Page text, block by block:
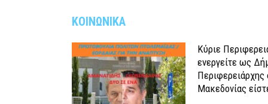
ΚΟΙΝΩΝΙΚΑ
Κύριε
ενεργείτε ως
Περιφερειάρχης
Μακεδονίας